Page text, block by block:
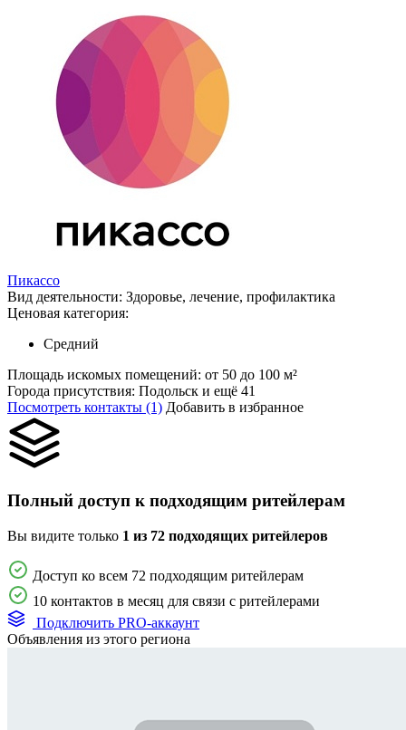
Пикассо
Вид деятельности: Здоровье, лечение, профилактика
Ценовая категория:
Средний
Площадь искомых помещений: от 50 до 100 м²
Города присутствия: Подольск и ещё 41
Посмотреть контакты (1) Добавить в избранное
Полный доступ к подходящим ритейлерам
Вы видите только 1 из 72 подходящих ритейлеров
Доступ ко всем 72 подходящим ритейлерам
10 контактов в месяц для связи с ритейлерами
Подключить PRO-аккаунт
Объявления из этого региона